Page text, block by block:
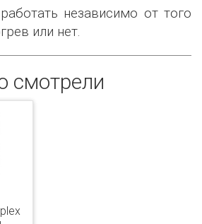
независимо от того
или нет.
смотрели